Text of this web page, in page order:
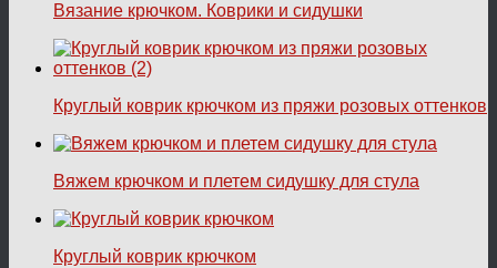
Вязание крючком. Коврики и сидушки
Круглый коврик крючком из пряжи розовых оттенков
Вяжем крючком и плетем сидушку для стула
Круглый коврик крючком